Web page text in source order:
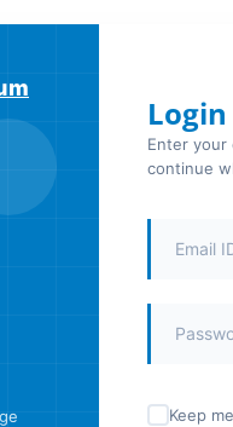
Enter your
continue
Keep